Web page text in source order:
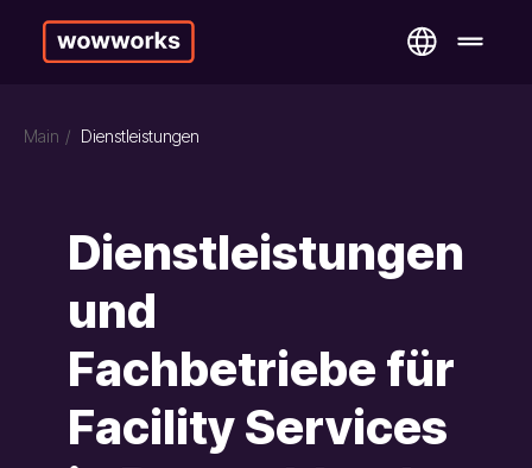
Main / Dienstleistungen
Dienstleistungen
und
Fachbetriebe für
Facility Services